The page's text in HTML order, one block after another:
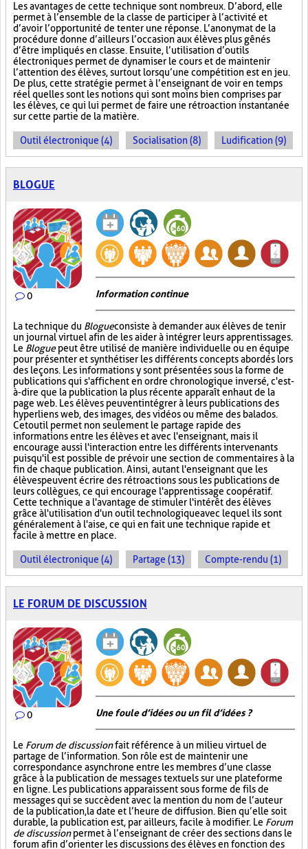
Les avantages de cette technique sont nombreux. D’abord, elle
permet à l’ensemble de la classe de participer à l’activité et
d’avoir l’opportunité de tenter une réponse. L’anonymat de la
procédure donne d’ailleurs l’occasion aux élèves plus gênés
d’être impliqués en classe. Ensuite, l’utilisation d’outils
électroniques permet de dynamiser le cours et de maintenir
l’attention des élèves, surtout lorsqu’une compétition est en jeu.
De plus, cette stratégie permet à l’enseignant de voir en temps
réel quelles sont les notions qui sont moins bien comprises par
les élèves, ce qui lui permet de faire une rétroaction instantanée
sur cette partie de la matière.
Outil électronique (4) Socialisation (8) Ludification (9)
BLOGUE
0 Information continue
La technique du Blogueconsiste à demander aux élèves de tenir
un journal virtuel afin de les aider à intégrer leurs apprentissages.
Le Bloguepeut être utilisé de manière individuelle ou en équipe
pour présenter et synthétiser les différents concepts abordés lors
des leçons. Les informations y sont présentées sous la forme de
publications qui s'affichent en ordre chronologique inversé, c'est-
à-dire que la publication la plus récente apparaît en haut de la
page web. Les élèves peuvent intégrer à leurs publications des
hyperliens web, des images, des vidéos ou même des balados.
Cet outil permet non seulement le partage rapide des
informations entre les élèves et avec l'enseignant, mais il
encourage aussi l'interaction entre les différents intervenants
puisqu'il est possible de prévoir une section de commentaires à la
fin de chaque publication. Ainsi, autant l'enseignant que les
élèves peuvent écrire des rétroactions sous les publications de
leurs collègues, ce qui encourage l'apprentissage coopératif.
Cette technique a l'avantage de stimuler l'intérêt des élèves
grâce à l'utilisation d'un outil technologique avec lequel ils sont
généralement à l'aise, ce qui en fait une technique rapide et
facile à mettre en place.
Outil électronique (4) Partage (13) Compte-rendu (1)
LE FORUM DE DISCUSSION
0 Une foule d’idées ou un fil d’idées ?
Le Forum de discussionfait référence à un milieu virtuel de
partage de l’information. Son rôle est de maintenir une
correspondance asynchrone entre les membres d’une classe
grâce à la publication de messages textuels sur une plateforme
en ligne. Les publications apparaissent sous forme de fils de
messages qui se succèdent avec la mention du nom de l’auteur
de la publication, la date et l’heure de diffusion. Bien qu’elle soit
durable, la publication est, par ailleurs, facile à modifier. Le Forum
de discussionpermet à l’enseignant de créer des sections dans le
forum afin d’orienter les discussions des élèves en fonction des